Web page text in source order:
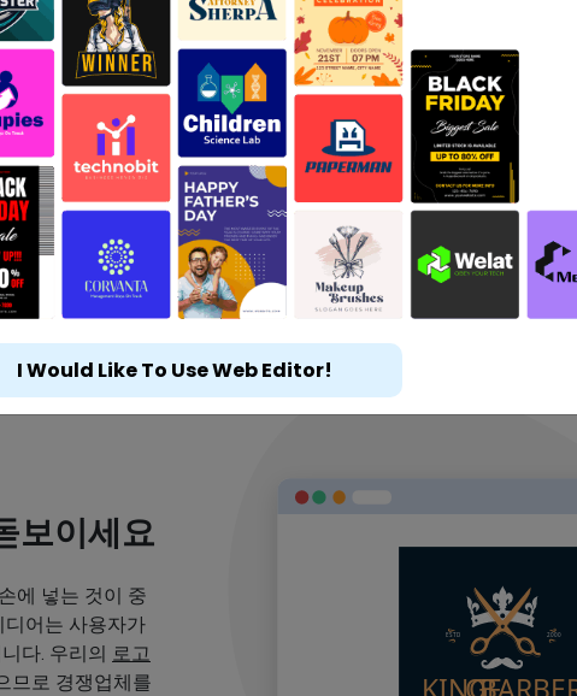
보이세요
에 넣는 것이 중
디어는 사용자가
다. 우리의 로고
므로 경쟁업체를
I Would Like To Use Web Editor!